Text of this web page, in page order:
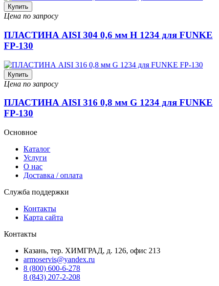
Купить
Цена по запросу
ПЛАСТИНА AISI 304 0,6 мм H 1234 для FUNKE
FP-130
Купить
Цена по запросу
ПЛАСТИНА AISI 316 0,8 мм G 1234 для FUNKE
FP-130
Основное
Каталог
Услуги
О нас
Доставка / оплата
Служба поддержки
Контакты
Карта сайта
Контакты
Казань, тер. ХИМГРАД, д. 126, офис 213
armoservis@yandex.ru
8 (800) 600-6-278
8 (843) 207-2-208